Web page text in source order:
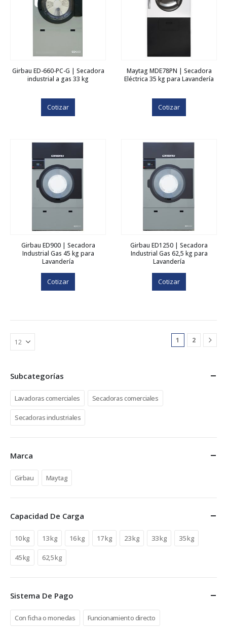
Girbau ED-660-PC-G | Secadora
industrial a gas 33 kg
Cotizar
Maytag MDE78PN | Secadora
Eléctrica 35 kg para Lavandería
Cotizar
Girbau ED900 | Secadora
Industrial Gas 45 kg para
Lavandería
Cotizar
Girbau ED1250 | Secadora
Industrial Gas 62,5 kg para
Lavandería
Cotizar
1 2
Subcategorías
Lavadoras comerciales Secadoras comerciales
Secadoras industriales
Marca
Girbau Maytag
Capacidad De Carga
10 kg 13 kg 16 kg 17 kg 23 kg 33 kg 35 kg
45 kg 62,5 kg
Sistema De Pago
Con ficha o monedas Funcionamiento directo